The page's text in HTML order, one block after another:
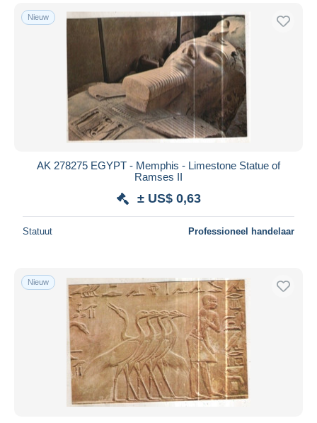
Nieuw
AK 278275 EGYPT - Memphis - Limestone Statue of
Ramses II
± US$ 0,63
Statuut Professioneel handelaar
Nieuw